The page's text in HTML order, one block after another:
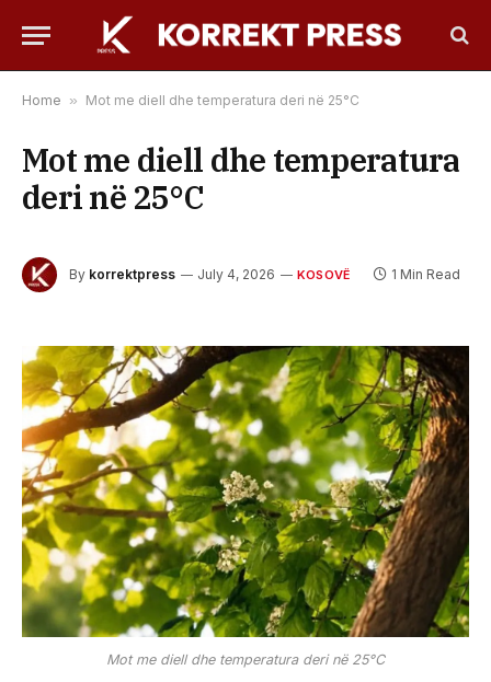
Home » ​Mot me diell dhe temperatura deri në 25°C
​Mot me diell dhe temperatura
deri në 25°C
By korrektpress July 4, 2026 KOSOVË 1 Min Read
​Mot me diell dhe temperatura deri në 25°C